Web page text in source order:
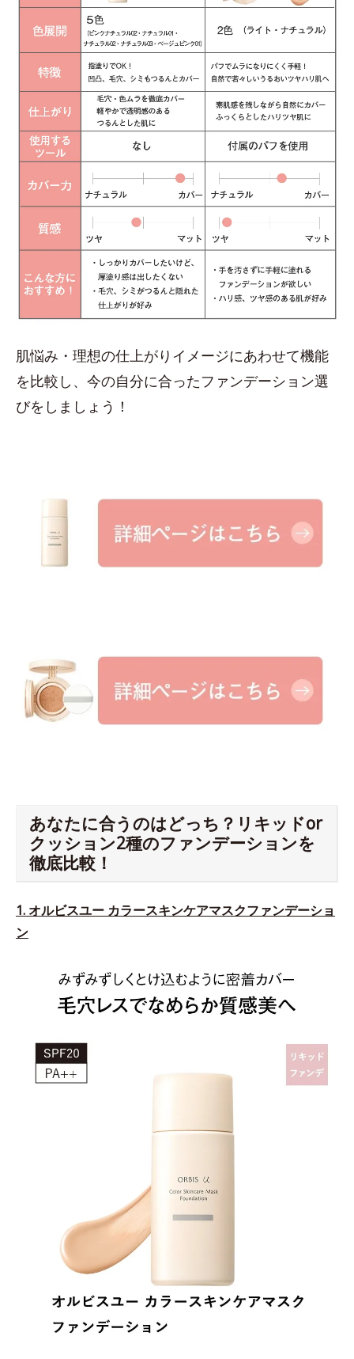
肌悩み・理想の仕上がりイメージにあわせて機能
を比較し、今の自分に合ったファンデーション選
びをしましょう！
あなたに合うのはどっち？リキッドor
クッション2種のファンデーションを
徹底比較！
1. オルビスユー カラースキンケアマスクファンデーショ
ン